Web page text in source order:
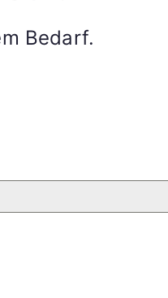
Bedarf.